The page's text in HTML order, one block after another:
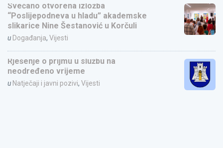
Svečano otvorena izložba
“Poslijepodneva u hladu” akademske
slikarice Nine Šestanović u Korčuli
u Događanja, Vijesti
Rješenje o prijmu u službu na
neodređeno vrijeme
u Natječaji i javni pozivi, Vijesti